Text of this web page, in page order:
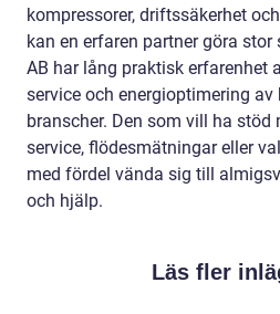
kompressorer, driftssäkerhet
kan en erfaren partner göra
AB har lång praktisk erfarenhet
service och energioptimering
branscher. Den som vill ha stöd
service, flödesmätningar eller
med fördel vända sig till
och hjälp.
Läs fler